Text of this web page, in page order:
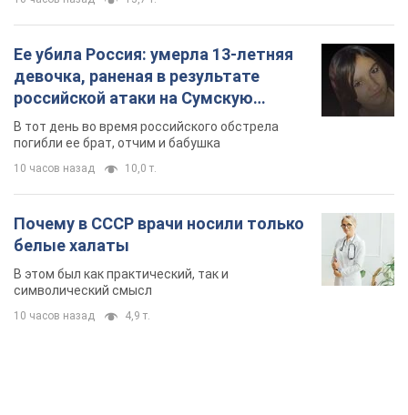
Почему в СССР врачи носили только
белые халаты
В этом был как практический, так и
символический смысл
10 часов назад 4,9 т.